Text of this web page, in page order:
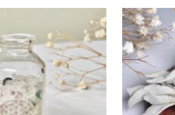
加入
收藏